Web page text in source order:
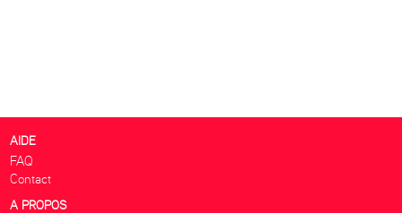
AIDE
FAQ
Contact
A PROPOS